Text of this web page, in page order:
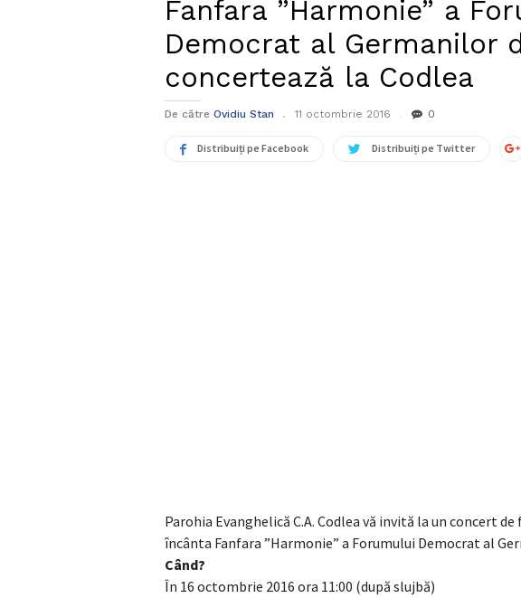
Fanfara ”Harmonie” a
Democrat al Germanilor
concertează la Codlea
De către Ovidiu Stan 11 octombrie 2016 0
Distribuiți pe Facebook Distribuiți pe Twitter
Parohia Evanghelică C.A. Codlea vă invită la un concert
încânta Fanfara ”Harmonie” a Forumului Democrat al
Când?
În 16 octombrie 2016 ora 11:00 (după slujbă)